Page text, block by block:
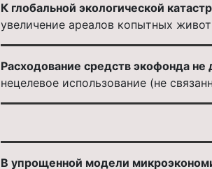
К глобальной экологической
увеличение ареалов копытных
Расходование средств экофонда не
нецелевое использование (не
В упрощенной модели